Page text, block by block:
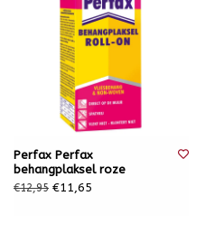
Perfax Perfax
behangplaksel roze
€12,95 €11,65